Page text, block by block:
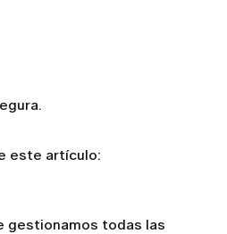
este artículo:
gestionamos todas las